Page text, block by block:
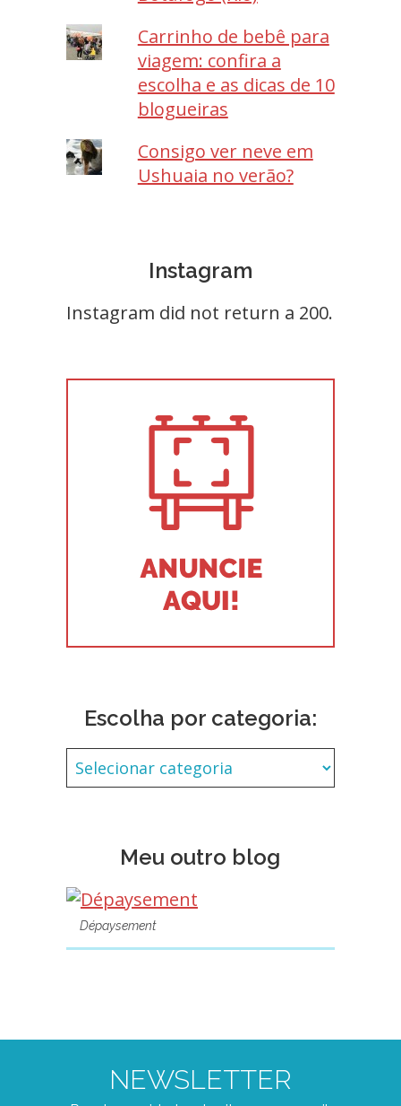
Carrinho de bebê para
viagem: confira a
escolha e as dicas de 10
blogueiras
Consigo ver neve em
Ushuaia no verão?
Instagram
Instagram did not return a 200.
Escolha por categoria:
Meu outro blog
Dépaysement
NEWSLETTER